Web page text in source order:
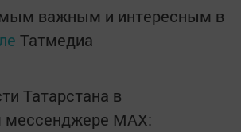
важным и интересным в
Татмедиа
Татарстана в
мессенджере MАХ: